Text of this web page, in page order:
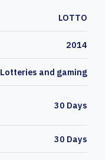
LOTTO
2014
Lotteries and gaming
30 Days
30 Days